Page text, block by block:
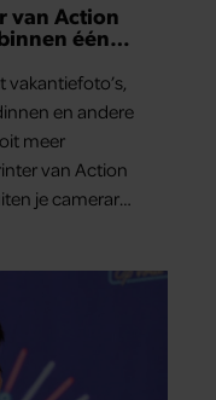
van Action
één
en andere
meer
van Action
je camerarol.